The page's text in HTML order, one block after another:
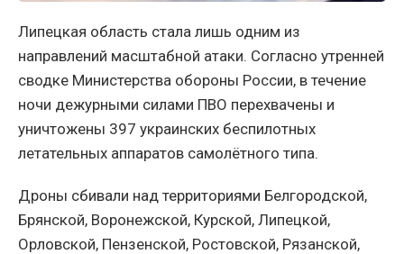
Липецкая область стала лишь одним из
направлений масштабной атаки. Согласно утренней
сводке Министерства обороны России, в течение
ночи дежурными силами ПВО перехвачены и
уничтожены 397 украинских беспилотных
летательных аппаратов самолётного типа.
Дроны сбивали над территориями Белгородской,
Брянской, Воронежской, Курской, Липецкой,
Орловской, Пензенской, Ростовской, Рязанской,